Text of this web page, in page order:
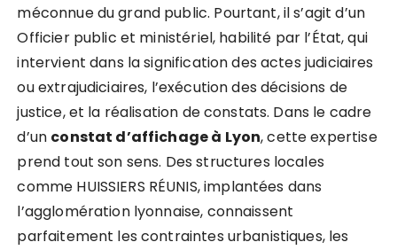
méconnue du grand public. Pourtant, il s’agit d’un
Officier public et ministériel, habilité par l’État, qui
intervient dans la signification des actes judiciaires
ou extrajudiciaires, l’exécution des décisions de
justice, et la réalisation de constats. Dans le cadre
d’un constat d’affichage à Lyon, cette expertise
prend tout son sens. Des structures locales
comme HUISSIERS RÉUNIS, implantées dans
l’agglomération lyonnaise, connaissent
parfaitement les contraintes urbanistiques, les